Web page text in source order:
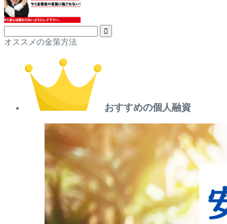
オススメの金策方法
おすすめの個人融資